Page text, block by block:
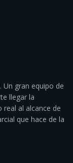
Un gran equipo de
llegar la
al alcance de
que hace de la